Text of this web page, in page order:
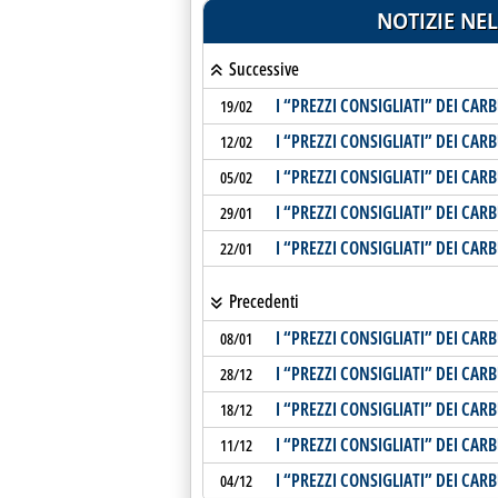
NOTIZIE
Successive
19/02 I “PREZZI CONSIGLIATI” DEI
12/02 I “PREZZI CONSIGLIATI” DEI
05/02 I “PREZZI CONSIGLIATI” DEI
29/01 I “PREZZI CONSIGLIATI” DEI
22/01 I “PREZZI CONSIGLIATI” DEI
Precedenti
08/01 I “PREZZI CONSIGLIATI” DEI
28/12 I “PREZZI CONSIGLIATI” DEI
18/12 I “PREZZI CONSIGLIATI” DEI
11/12 I “PREZZI CONSIGLIATI” DEI
04/12 I “PREZZI CONSIGLIATI” DEI